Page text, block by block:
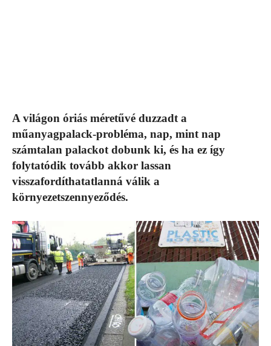
A világon óriás méretűvé duzzadt a
műanyagpalack-probléma, nap, mint nap
számtalan palackot dobunk ki, és ha ez így
folytatódik tovább akkor lassan
visszafordíthatatlanná válik a
környezetszennyeződés.